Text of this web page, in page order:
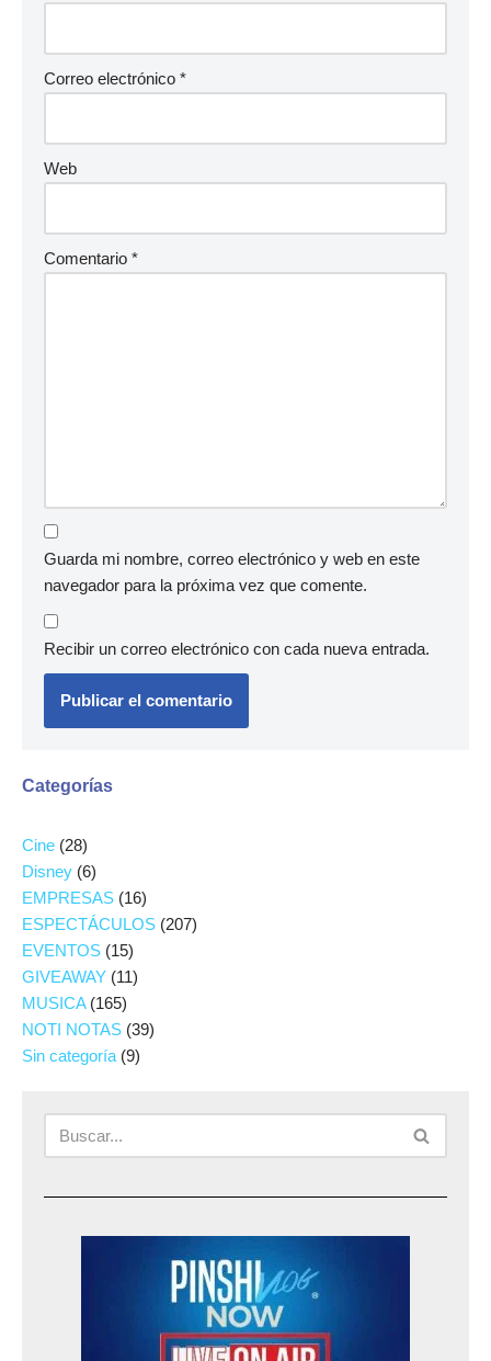
Correo electrónico *
Web
Comentario *
Guarda mi nombre, correo electrónico y web en este
navegador para la próxima vez que comente.
Recibir un correo electrónico con cada nueva entrada.
Categorías
Cine (28)
Disney (6)
EMPRESAS (16)
ESPECTÁCULOS (207)
EVENTOS (15)
GIVEAWAY (11)
MUSICA(165)
NOTI NOTAS (39)
Sin categoría (9)